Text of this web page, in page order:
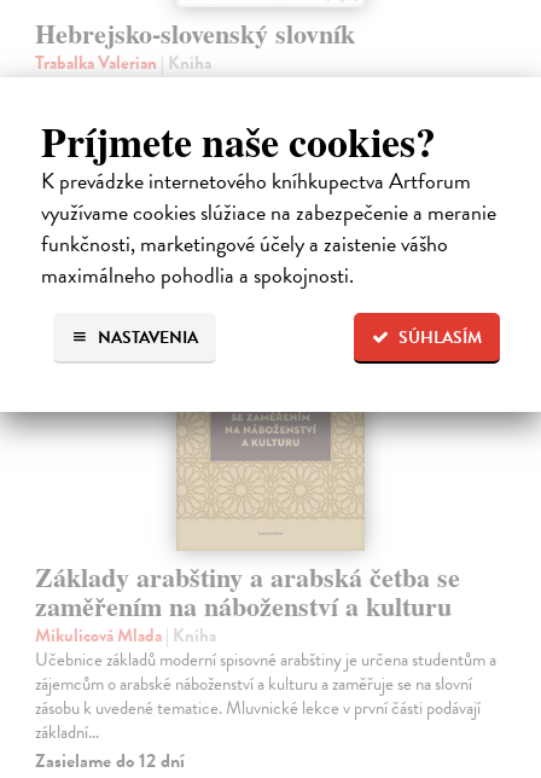
Príjmete naše cookies?
K prevádzke internetového kníhkupectva Artforum
využívame cookies slúžiace na zabezpečenie a meranie
funkčnosti, marketingové účely a zaistenie vášho
maximálneho pohodlia a spokojnosti.
SÚHLASÍM
NASTAVENIA
Hebrejsko-slovenský slovník
Trabalka Valerian | Kniha
30,94 €
31,90 €
Základy arabštiny a arabská četba se
zaměřením na náboženství a kulturu
Mikulicová Mlada| Kniha
Učebnice základů moderní spisovné arabštiny je určena studentům a
zájemcům o arabské náboženství a kulturu a zaměřuje se na slovní
zásobu k uvedené tematice. Mluvnické lekce v první části podávají
základní…
Zasielame do 12 dní